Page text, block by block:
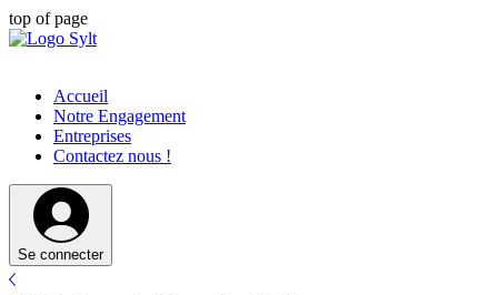
top of page
Accueil
Notre Engagement
Entreprises
Contactez nous !
Se connecter